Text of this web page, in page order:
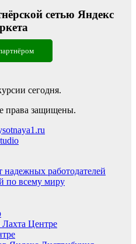
сетью Яндекс
сегодня.
права защищены.
надежных работодателей
по всему миру
Центре